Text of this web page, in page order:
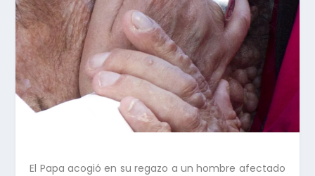
El Papa acogió en su regazo a un hombre afectado